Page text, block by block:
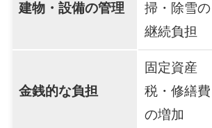
建物・設備の管理
掃・除雪の
継続負担
金銭的な負担
固定資産
税・修繕費
の増加